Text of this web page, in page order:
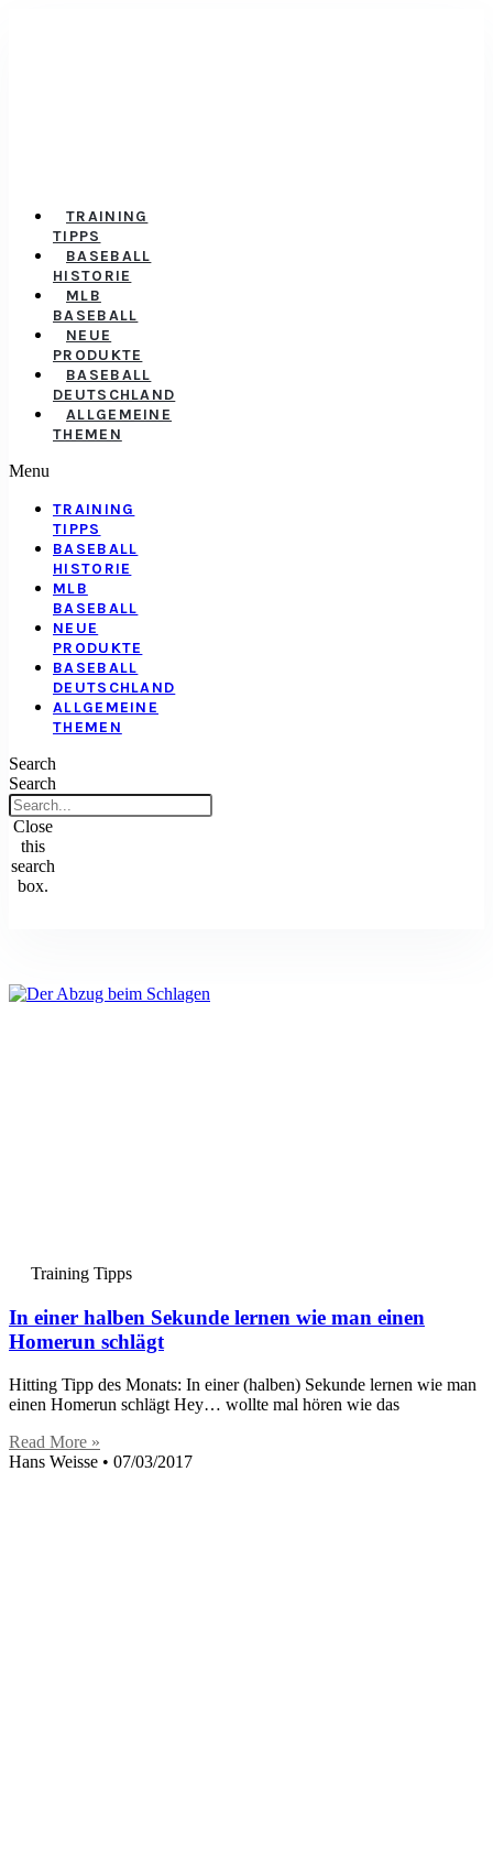
TRAINING
TIPPS
BASEBALL
HISTORIE
MLB
BASEBALL
NEUE
PRODUKTE
BASEBALL
DEUTSCHLAND
ALLGEMEINE
THEMEN
Menu
TRAINING
TIPPS
BASEBALL
HISTORIE
MLB
BASEBALL
NEUE
PRODUKTE
BASEBALL
DEUTSCHLAND
ALLGEMEINE
THEMEN
Search
Search
Close
this
search
box.
Training Tipps
In einer halben Sekunde lernen wie man einen
Homerun schlägt
Hitting Tipp des Monats: In einer (halben) Sekunde lernen wie man
einen Homerun schlägt Hey… wollte mal hören wie das
Read More »
Hans Weisse
07/03/2017